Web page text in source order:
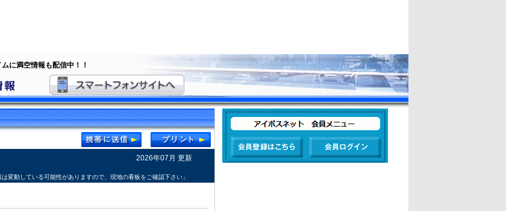
に満空情報も配信中！！
2026年07月 更新
は変動している可能性がありますので、現地の看板をご確認下さい」